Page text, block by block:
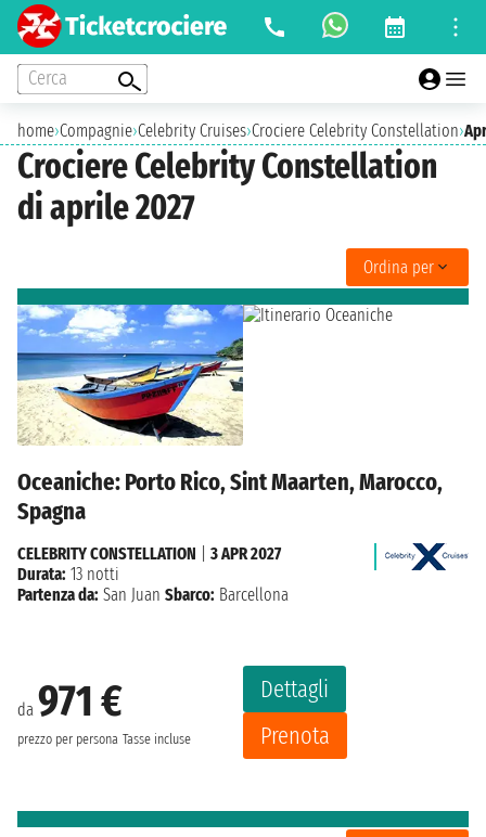
Cerca
home›Compagnie›Celebrity Cruises›Crociere Celebrity Constellation›
Crociere Celebrity Constellation
di aprile 2027
Ordina per
Oceaniche: Porto Rico, Sint Maarten, Marocco,
Spagna
da 971 €
prezzo per persona Tasse incluse
Dettagli
Prenota
CELEBRITY CONSTELLATION
3 APR 2027
Durata: 13 notti
Partenza da: San Juan Sbarco: Barcellona